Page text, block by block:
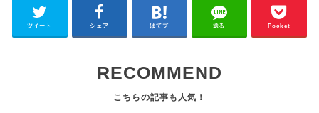
ツイート シェア はてブ 送る Pocket
RECOMMEND